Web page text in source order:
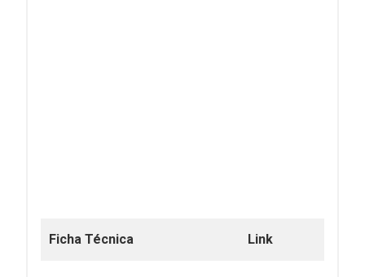
Ficha Técnica Link